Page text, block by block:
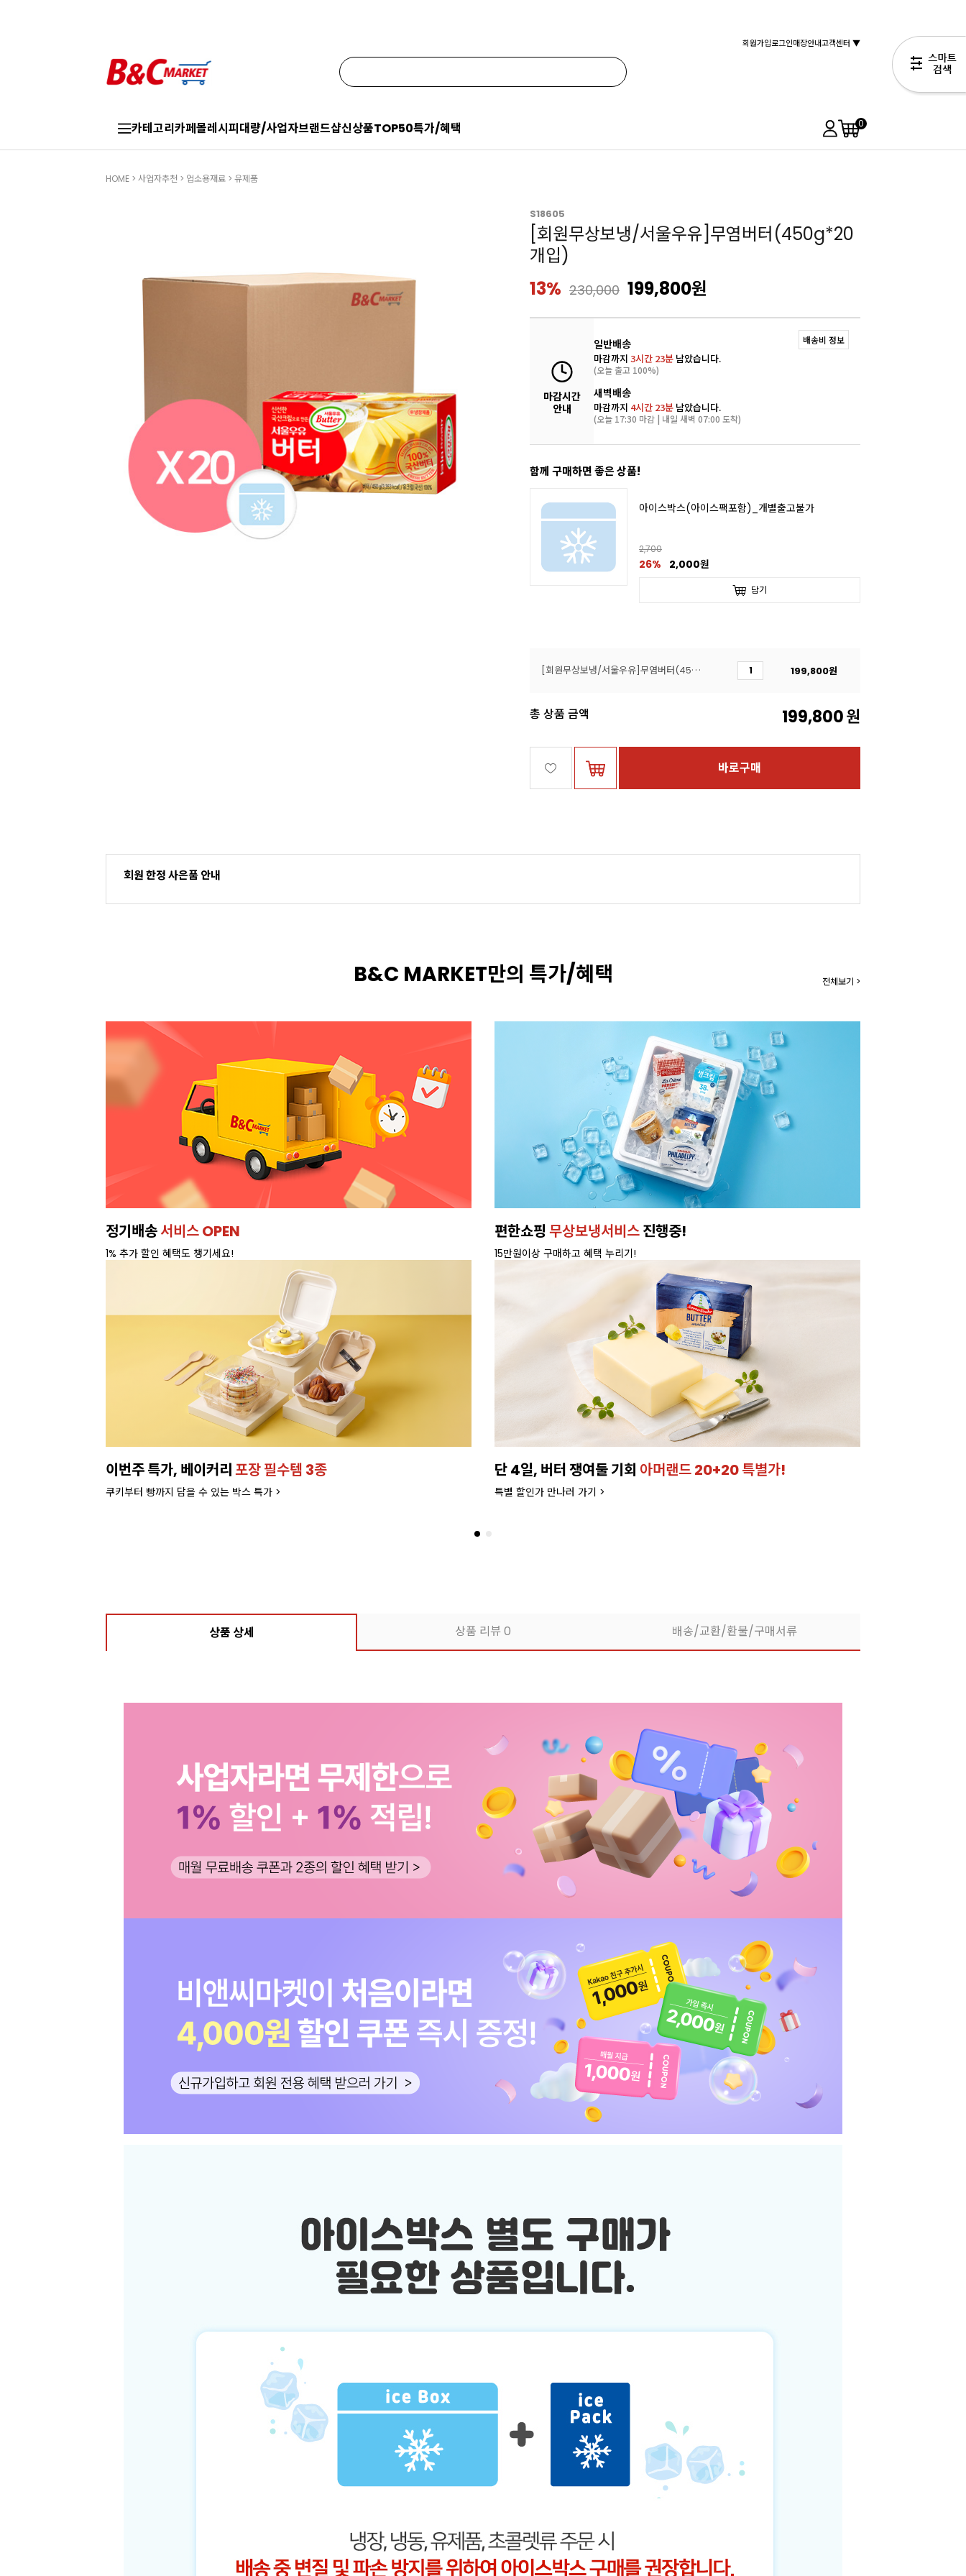
회원가입로그인매장안내고객센터 ▼
카테고리카페몰레시피대량/사업자브랜드샵신상품TOP50특가/혜택 0
HOME > 사업자추천 > 업소용재료 > 유제품
S18605
[회원무상보냉/서울우유]무염버터(450g*20
개입)
13% 230,000 199,800원
마감시간
안내
일반배송
마감까지 3시간 23분 남았습니다.
(오늘 출고 100%)
새벽배송
마감까지 4시간 23분 남았습니다.
(오늘 17:30 마감 | 내일 새벽 07:00 도착)
배송비 정보
함께 구매하면 좋은 상품!
아이스박스(아이스팩포함)_개별출고불가
2,700
26% 2,000원
담기
[회원무상보냉/서울우유]무염버터(450g*20개입) 199,800원
총 상품 금액 199,800원
바로구매
회원 한정 사은품 안내
B&C MARKET만의 특가/혜택 전체보기 >
정기배송서비스 OPEN
1% 추가 할인 혜택도 챙기세요!
편한쇼핑 무상보냉서비스진행중!
15만원이상 구매하고 혜택 누리기!
이번주 특가, 베이커리포장 필수템 3종
쿠키부터 빵까지 담을 수 있는 박스 특가 >
단 4일, 버터 쟁여둘 기회 아머랜드 20+20 특별가!
특별 할인가 만나러 가기 >
상품 상세 상품 리뷰0 배송/교환/환불/구매서류